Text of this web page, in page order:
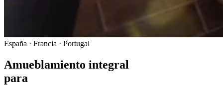
España · Francia · Portugal
Amueblamiento integral
para